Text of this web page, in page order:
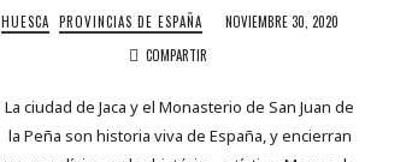
HUESCA PROVINCIAS DE ESPAÑA
NOVIEMBRE 30, 2020
COMPARTIR
La ciudad de Jaca y el Monasterio de San Juan de
la Peña son historia viva de España, y encierran